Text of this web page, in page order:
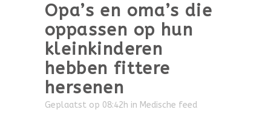
Opa’s en oma’s die
oppassen op hun
kleinkinderen
hebben fittere
hersenen
Geplaatst op 08:42h in Medische feed